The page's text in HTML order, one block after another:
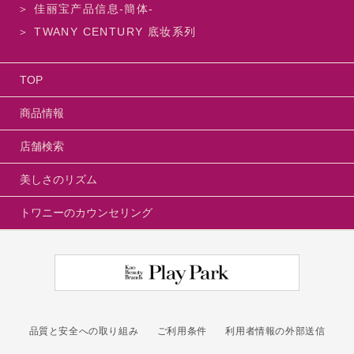
＞ 佳丽宝产品信息-簡体-
＞ TWANY CENTURY 底妆系列
TOP
商品情報
店舗検索
美しさのリズム
トワニーのカウンセリング
品質と安全への取り組み ご利用条件 利用者情報の外部送信